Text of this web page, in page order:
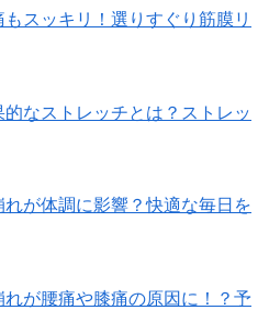
もスッキリ！選りすぐり筋膜リ
的なストレッチとは？ストレッ
れが体調に影響？快適な毎日を
れが腰痛や膝痛の原因に！？予